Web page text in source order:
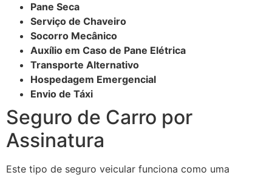
Pane Seca
Serviço de Chaveiro
Socorro Mecânico
Auxílio em Caso de Pane Elétrica
Transporte Alternativo
Hospedagem Emergencial
Envio de Táxi
Seguro de Carro por
Assinatura
Este tipo de seguro veicular funciona como uma